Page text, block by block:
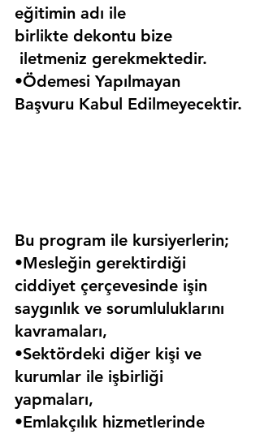
eğitimin adı ile
birlikte dekontu bize
iletmeniz gerekmektedir.
•Ödemesi Yapılmayan
Başvuru Kabul Edilmeyecektir.
Bu program ile kursiyerlerin;
•Mesleğin gerektirdiği
ciddiyet çerçevesinde işin
saygınlık ve sorumluluklarını
kavramaları,
•Sektördeki diğer kişi ve
kurumlar ile işbirliği
yapmaları,
•Emlakçılık hizmetlerinde